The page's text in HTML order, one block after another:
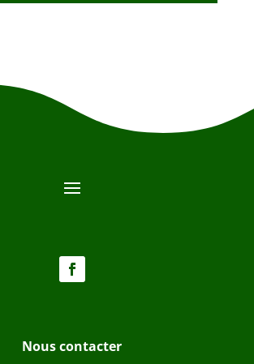
Nous contacter